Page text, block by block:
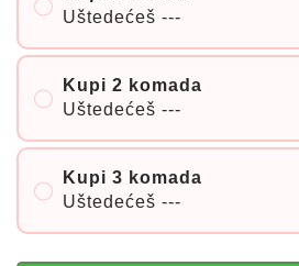
Uštedećeš ---
Kupi 2 komada
Uštedećeš ---
Kupi 3 komada
Uštedećeš ---